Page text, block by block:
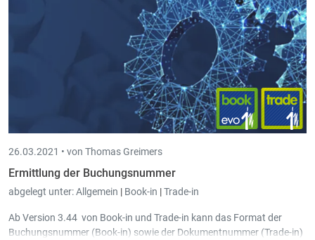
Winteclux, Wemperhardt (Book-in, Scan-in) ab 02/2021
Networkers, Troisvierges (Book-in) ab 02/2021
MFN, Eiterbach (Book-in) ab 02/2021
LEYDER Serge sàrl, Weiler (Book-in, Trade-in) ab 02/2021
26.03.2021 • von Thomas Greimers
Ermittlung der Buchungsnummer
abgelegt unter:Allgemein | Book-in |Trade-in
Ab Version 3.44 von Book-in und Trade-in kann das Format der
Buchungsnummer (Book-in) sowie der Dokumentnummer (Trade-in)